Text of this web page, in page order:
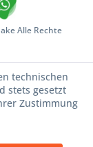
Alle Rechte
technischen
stets gesetzt
Zustimmung